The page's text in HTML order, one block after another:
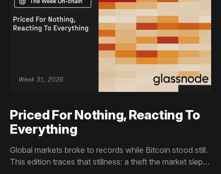
Priced For Nothing, Reacting To
Everything
Global markets broke to records while Bitcoin stood still.
This edition traces that stillness: a theft the market slept